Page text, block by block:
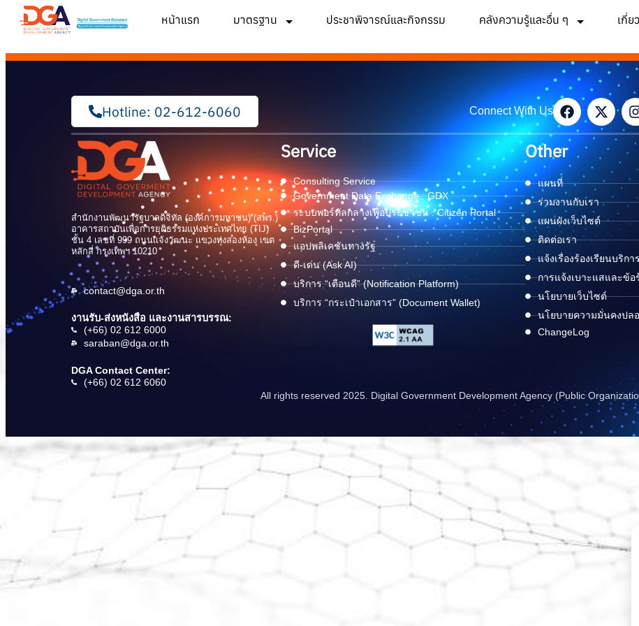
หน้าแรก มาตรฐาน ประชาพิจารณ์และกิจกรรม คลังความรู้และอื่น ๆ เกี่ย
Hotline: 02-612-6060 Connect With Us
สำนักงานพัฒนารัฐบาลดิจิทัล (องค์การมหาชน) (สพร.)
อาคารสถาบันเพื่อการยุติธรรมแห่งประเทศไทย (TIJ)
ชั้น 4 เลขที่ 999 ถนนแจ้งวัฒนะ แขวงทุ่งสองห้อง เขต
หลักสี่ กรุงเทพฯ 10210
contact@dga.or.th
งานรับ-ส่งหนังสือ และงานสารบรรณ:
(+66) 02 612 6000
saraban@dga.or.th
DGA Contact Center:
(+66) 02 612 6060
Service
Consulting Service
Government Data Exchange : GDX
ระบบพอร์ทัลกลางเพื่อประชาชน : Citizen Portal
BizPortal
แอปพลิเคชันทางรัฐ
ดี-เด่น (Ask AI)
บริการ “เตือนดี” (Notification Platform)
บริการ “กระเป๋าเอกสาร” (Document Wallet)
Other
แผนที่
ร่วมงานกับเรา
แผนผังเว็บไซต์
ติดต่อเรา
แจ้งเรื่องร้องเรียนบริกา
การแจ้งเบาะแสและข้อ
นโยบายเว็บไซต์
นโยบายความมั่นคงปล
ChangeLog
All rights reserved 2025. Digital Government Development Agency (Public